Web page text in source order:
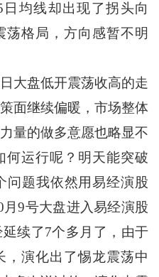
均线却出现了拐头向
荡格局，方向感暂不明
盘低开震荡收高的走
面继续偏暖，市场整体
量的做多意愿也略显不
何运行呢？明天能突破
问题我依然用易经演股
9号大盘进入易经演股
续了7个多月了，由于
，演化出了惕龙震荡中